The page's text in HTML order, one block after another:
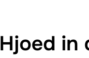
Hjoed in